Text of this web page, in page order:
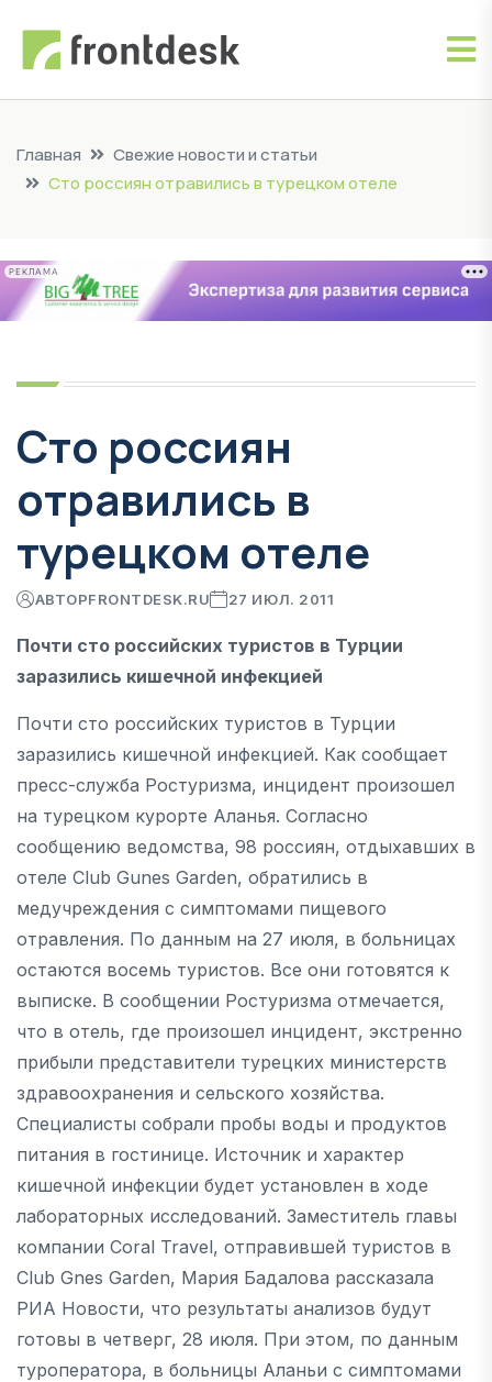
Главная
Свежие новости и статьи
Сто россиян отравились в турецком отеле
РЕКЛАМА
Сто россиян
отравились в
турецком отеле
АВТОРFRONTDESK.RU 27 ИЮЛ. 2011
Почти сто российских туристов в Турции
заразились кишечной инфекцией
Почти сто российских туристов в Турции
заразились кишечной инфекцией. Как сообщает
пресс-служба Ростуризма, инцидент произошел
на турецком курорте Аланья. Согласно
сообщению ведомства, 98 россиян, отдыхавших в
отеле Club Gunes Garden, обратились в
медучреждения с симптомами пищевого
отравления. По данным на 27 июля, в больницах
остаются восемь туристов. Все они готовятся к
выписке. В сообщении Ростуризма отмечается,
что в отель, где произошел инцидент, экстренно
прибыли представители турецких министерств
здравоохранения и сельского хозяйства.
Специалисты собрали пробы воды и продуктов
питания в гостинице. Источник и характер
кишечной инфекции будет установлен в ходе
лабораторных исследований. Заместитель главы
компании Coral Travel, отправившей туристов в
Club Gnes Garden, Мария Бадалова рассказала
РИА Новости, что результаты анализов будут
готовы в четверг, 28 июля. При этом, по данным
туроператора, в больницы Аланьи с симптомами